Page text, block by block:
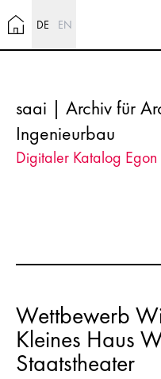
DE EN
saai | Archiv für
Ingenieurbau
Digitaler Katalog Egon
Wettbewerb
Kleines Haus
Staatstheater